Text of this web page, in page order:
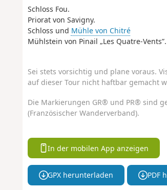
Schloss Fou.
Priorat von Savigny.
Schloss und Mühle von Chitré
Mühlstein von Pinail „Les Quatre-Vents”.
Sei stets vorsichtig und plane voraus.
auf dieser Tour nicht haftbar gemacht
Die Markierungen GR® und PR® sind
(Französischer Wanderverband).
In der mobilen App anzeigen
GPX herunterladen PDF